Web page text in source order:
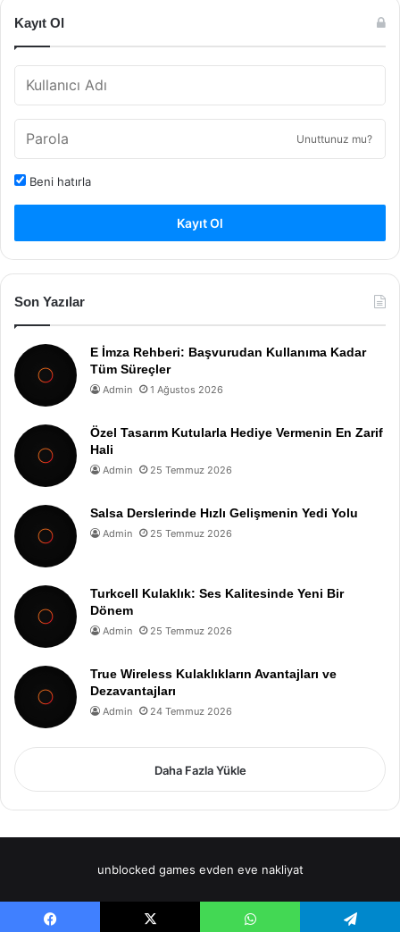
Kayıt Ol
Unuttunuz mu?
Beni hatırla
Kayıt Ol
Son Yazılar
E İmza Rehberi: Başvurudan Kullanıma Kadar
Tüm Süreçler
Admin 1 Ağustos 2026
Özel Tasarım Kutularla Hediye Vermenin En Zarif
Hali
Admin 25 Temmuz 2026
Salsa Derslerinde Hızlı Gelişmenin Yedi Yolu
Admin 25 Temmuz 2026
Turkcell Kulaklık: Ses Kalitesinde Yeni Bir
Dönem
Admin 25 Temmuz 2026
True Wireless Kulaklıkların Avantajları ve
Dezavantajları
Admin 24 Temmuz 2026
Daha Fazla Yükle
unblocked games evden eve nakliyat